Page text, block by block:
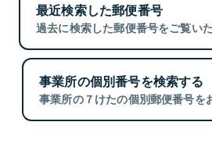
最近検索した郵便番号
過去に検索した郵便番号をご覧いた
事業所の個別番号を検索する
事業所の７けたの個別郵便番号を